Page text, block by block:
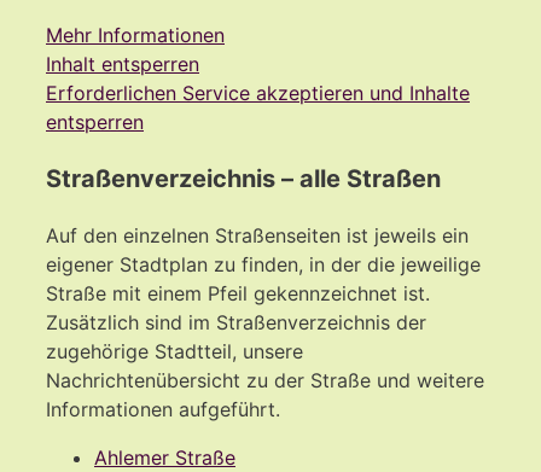
Mehr Informationen
Inhalt entsperren
Erforderlichen Service akzeptieren und Inhalte
entsperren
Straßenverzeichnis – alle Straßen
Auf den einzelnen Straßenseiten ist jeweils ein
eigener Stadtplan zu finden, in der die jeweilige
Straße mit einem Pfeil gekennzeichnet ist.
Zusätzlich sind im Straßenverzeichnis der
zugehörige Stadtteil, unsere
Nachrichtenübersicht zu der Straße und weitere
Informationen aufgeführt.
Ahlemer Straße